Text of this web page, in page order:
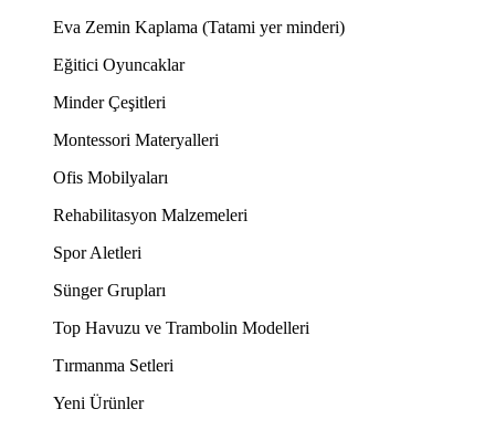
Eva Zemin Kaplama (Tatami yer minderi)
Eğitici Oyuncaklar
Minder Çeşitleri
Montessori Materyalleri
Ofis Mobilyaları
Rehabilitasyon Malzemeleri
Spor Aletleri
Sünger Grupları
Top Havuzu ve Trambolin Modelleri
Tırmanma Setleri
Yeni Ürünler